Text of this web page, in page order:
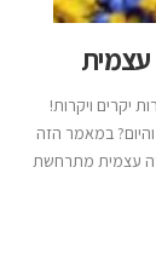
יקרים ויקרות!
במאמר הזה
1. כיצד היפנוזה עצמית מתרחשת